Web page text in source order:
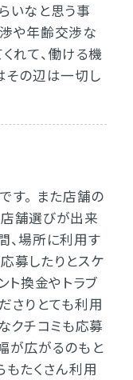
いなと思う事
や年齢交渉な
れて、働ける機
その辺は一切し
す。 また店舗の
舗選びが出来
、場所に利用す
募したりとスケ
ト換金やトラブ
さりとても利用
クチコミも応募
が広がるのもと
もたくさん利用